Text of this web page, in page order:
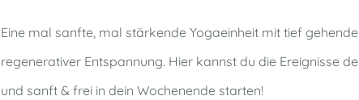
Eine mal sanfte, mal stärkende Yogaeinheit mit tief
regenerativer Entspannung. Hier kannst du die Ereignisse
und sanft & frei in dein Wochenende starten!